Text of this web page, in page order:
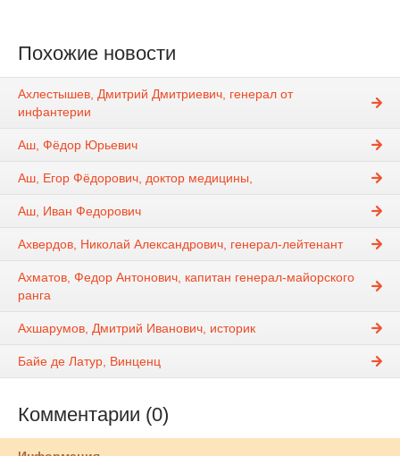
Похожие новости
Ахлестышев, Дмитрий Дмитриевич, генерал от
инфантерии
Аш, Фёдор Юрьевич
Аш, Егор Фёдорович, доктор медицины,
Аш, Иван Федорович
Ахвердов, Николай Александрович, генерал-лейтенант
Ахматов, Федор Антонович, капитан генерал-майорского
ранга
Ахшарумов, Дмитрий Иванович, историк
Байе де Латур, Винценц
Комментарии (0)